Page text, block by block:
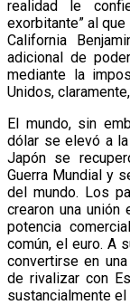
realidad le
exorbitante” al
California
adicional de
mediante la
Unidos,
El mundo, sin
dólar se elevó a
Japón se
Guerra Mundial y
del mundo. Los
crearon una unión
potencia
común, el euro. A
convertirse en
de rivalizar con
sustancialmente el